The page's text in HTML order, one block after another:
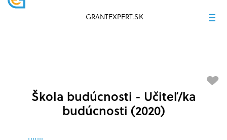
GRANTEXPERT.SK
Škola budúcnosti - Učiteľ/ka
budúcnosti (2020)